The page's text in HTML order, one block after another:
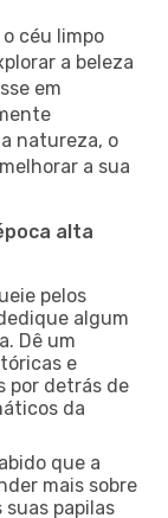
céu limpo
a beleza
em
natureza, o
a sua
alta
pelos
algum
Dê um
e
por detrás de
da
que a
mais sobre
papilas